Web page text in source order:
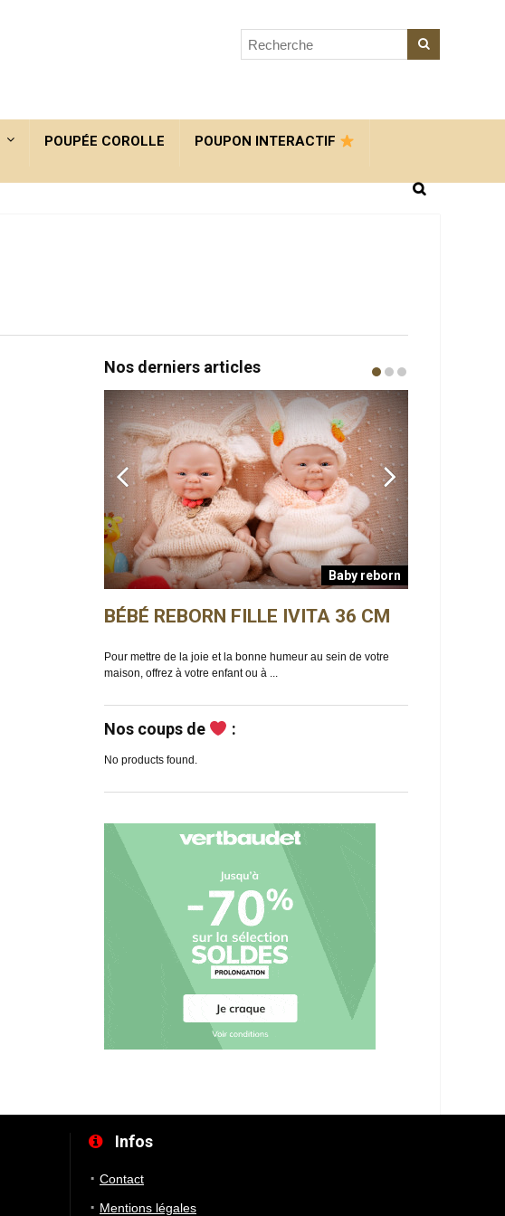
POUPÉE COROLLE POUPON INTERACTIF
Nos derniers articles
Baby reborn
BÉBÉ REBORN FILLE IVITA 36 CM
Pour mettre de la joie et la bonne humeur au sein de votre
maison, offrez à votre enfant ou à ...
Nos coups de :
No products found.
Infos
Contact
Mentions légales